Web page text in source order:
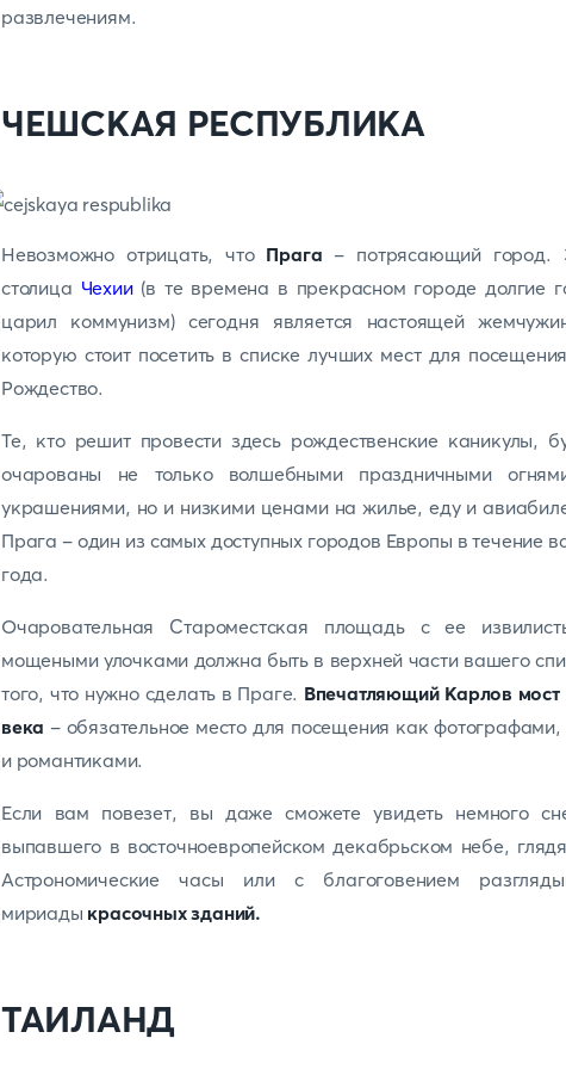
развлечениям.
ЧЕШСКАЯ РЕСПУБЛИКА
Невозможно отрицать, что Прага - потрясающий город.
столица Чехии(в те времена в прекрасном городе долгие
царил коммунизм) сегодня является настоящей
которую стоит посетить в списке лучших мест для
Рождество.
Те, кто решит провести здесь рождественские каникулы,
очарованы не только волшебными праздничными
украшениями, но и низкими ценами на жилье, еду и
Прага - один из самых доступных городов Европы в течение
года.
Очаровательная Староместская площадь с ее
мощеными улочками должна быть в верхней части вашего
того, что нужно сделать в Праге. Впечатляющий Карлов мост
века - обязательное место для посещения как фотографами,
и романтиками.
Если вам повезет, вы даже сможете увидеть немного
выпавшего в восточноевропейском декабрьском небе,
Астрономические часы или с благоговением
мириады красочных зданий.
ТАИЛАНД